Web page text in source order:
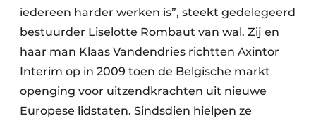
iedereen harder werken is”, steekt gedelegeerd
bestuurder Liselotte Rombaut van wal. Zij en
haar man Klaas Vandendries richtten Axintor
Interim op in 2009 toen de Belgische markt
openging voor uitzendkrachten uit nieuwe
Europese lidstaten. Sindsdien hielpen ze